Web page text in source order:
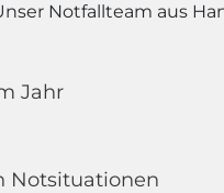
Notfallteam aus
Jahr
Notsituationen